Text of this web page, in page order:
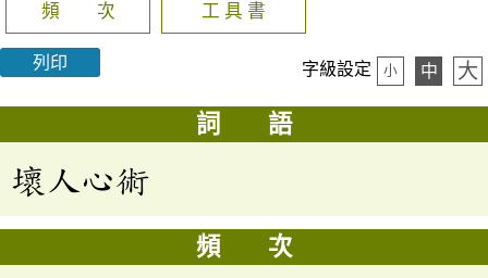
頻 次 工 具 書
列印 字級設定 小 中 大
詞 語
壞人心術
頻 次